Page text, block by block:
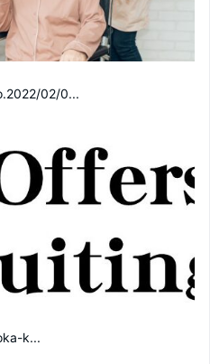
02/0...
k...